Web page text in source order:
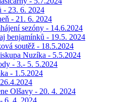
- 23. 6. 2024
- 21. 6. 2024
sezóny - 14.6.2024
benjamínků - 19.5. 2024
soutěž - 18.5.2024
Nuzíka - 5.5.2024
- 3.- 5. 5.2024
- 1.5.2024
Olšavy - 20. 4. 2024
6. 4. 2024